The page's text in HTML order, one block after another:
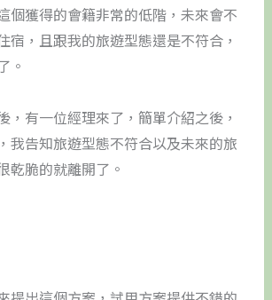
個獲得的會籍非常的低階，未來會不
宿，且跟我的旅遊型態還是不符合，
。
，有一位經理來了，簡單介紹之後，
我告知旅遊型態不符合以及未來的旅
乾脆的就離開了。